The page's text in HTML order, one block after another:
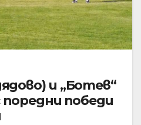
и „Ботев“
поредни победи